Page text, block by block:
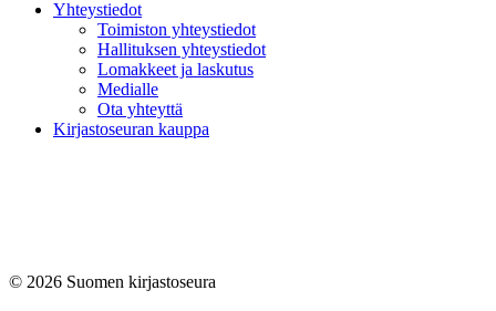
Yhteystiedot
Toimiston yhteystiedot
Hallituksen yhteystiedot
Lomakkeet ja laskutus
Medialle
Ota yhteyttä
Kirjastoseuran kauppa
© 2026 Suomen kirjastoseura